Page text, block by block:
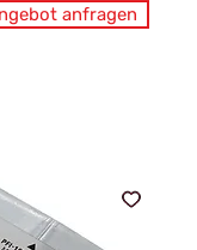
anfragen